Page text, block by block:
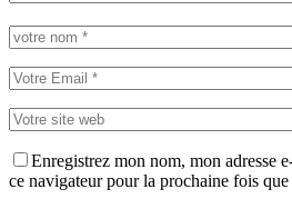
Enregistrez mon nom, mon adresse
ce navigateur pour la prochaine fois